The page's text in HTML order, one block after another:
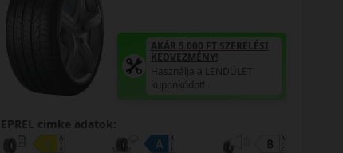
AKÁR 5.000 FT SZERELÉSI
KEDVEZMÉNY!
Használja a LENDÜLET
kuponkódot!
EPREL cimke adatok: